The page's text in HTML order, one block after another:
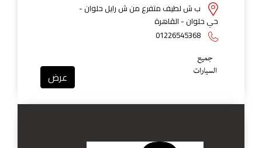
ب ش لطيف متفرع من ش رايل حلوان -
حي حلوان - القاهرة
01226545368
عرض